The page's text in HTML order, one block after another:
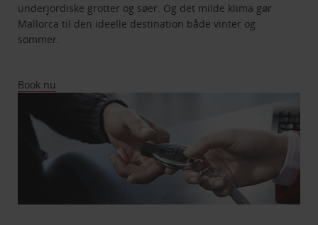
underjordiske grotter og søer. Og det milde klima gør
Mallorca til den ideelle destination både vinter og
sommer.
Book nu